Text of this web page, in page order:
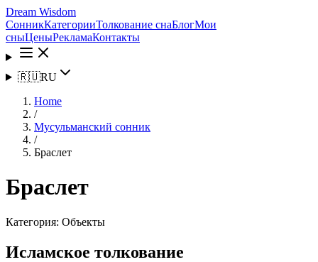
Dream Wisdom
СонникКатегорииТолкование снаБлогМои
сныЦеныРекламаКонтакты
🇷🇺RU
Home
/
Мусульманский сонник
/
Браслет
Браслет
Категория: Объекты
Исламское толкование